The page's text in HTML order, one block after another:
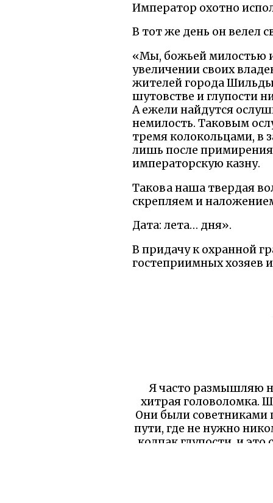
Император охотно
В тот же день он велел
«Мы, божьей милостью
увеличении своих
жителей города
шутовстве и глупости
А ежели найдутся
немилость. Таковым
тремя колокольцами, в
лишь после
императорскую казну.
Такова наша твердая
скрепляем и
Дата: лета… дня».
В придачу к охранной
гостеприимных хозяев
Я часто размышляю
хитрая головоломка.
Они были советниками
пути, где не нужно
колпак глупости, и это